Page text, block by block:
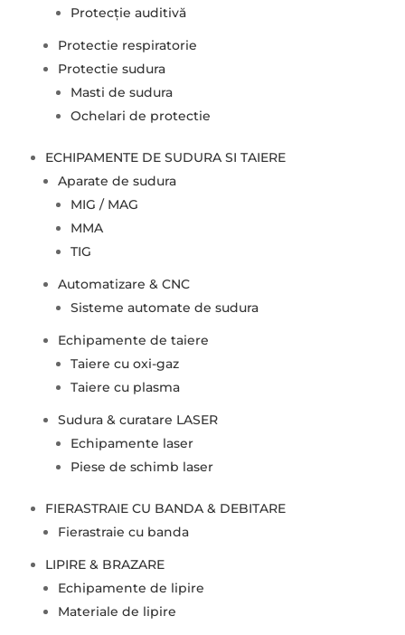
Protecție auditivă
Protectie respiratorie
Protectie sudura
Masti de sudura
Ochelari de protectie
ECHIPAMENTE DE SUDURA SI TAIERE
Aparate de sudura
MIG / MAG
MMA
TIG
Automatizare & CNC
Sisteme automate de sudura
Echipamente de taiere
Taiere cu oxi-gaz
Taiere cu plasma
Sudura & curatare LASER
Echipamente laser
Piese de schimb laser
FIERASTRAIE CU BANDA & DEBITARE
Fierastraie cu banda
LIPIRE & BRAZARE
Echipamente de lipire
Materiale de lipire